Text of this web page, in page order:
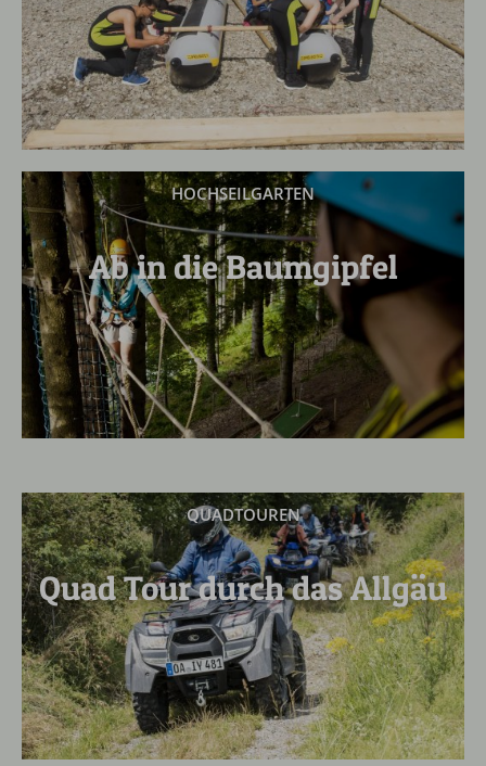
HOCHSEILGARTEN
Ab in die Baumgipfel
QUADTOUREN
Quad Tour durch das Allgäu